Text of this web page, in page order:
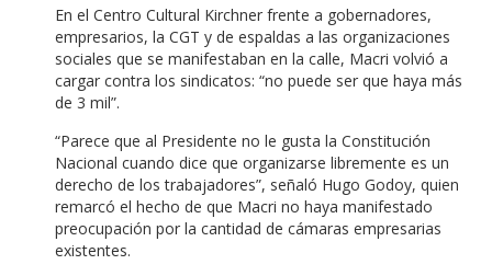
En el Centro Cultural Kirchner frente a gobernadores,
empresarios, la CGT y de espaldas a las organizaciones
sociales que se manifestaban en la calle, Macri volvió a
cargar contra los sindicatos: “no puede ser que haya más
de 3 mil”.
“Parece que al Presidente no le gusta la Constitución
Nacional cuando dice que organizarse libremente es un
derecho de los trabajadores”, señaló Hugo Godoy, quien
remarcó el hecho de que Macri no haya manifestado
preocupación por la cantidad de cámaras empresarias
existentes.